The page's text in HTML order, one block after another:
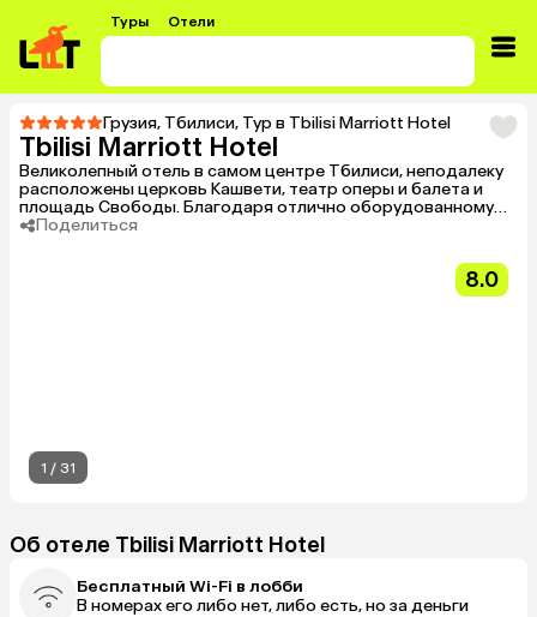
Туры Отели
Грузия, Тбилиси, Тур в Tbilisi Marriott Hotel
Tbilisi Marriott Hotel
Великолепный отель в самом центре Тбилиси, неподалеку
расположены церковь Кашвети, театр оперы и балета и
площадь Свободы. Благодаря отлично оборудованному
бизнес-центру, отель идеально подходит для отдыха
Поделиться
8.0
1 / 31
Об отеле Tbilisi Marriott Hotel
Бесплатный Wi-Fi в лобби
В номерах его либо нет, либо есть, но за деньги